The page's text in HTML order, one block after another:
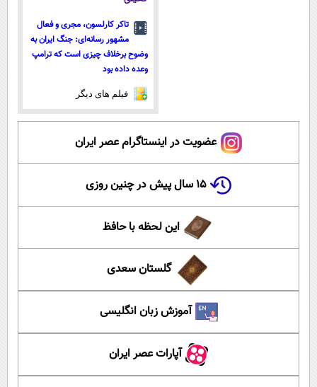
تاکر کارلسون، مجری و فعال
مشهور رسانه‌ای: جنگ ایران به
وضوح برخلاف چیزی است که ترامپ
وعده داده بود
فیلم های دیگر
عضویت در اینستاگرام عصر ایران
۱۵ سال پیش در چنین روزی
این لحظه با حافظ
گلستان سعدی
آموزش زبان انگلیسی
آپارات عصر ایران